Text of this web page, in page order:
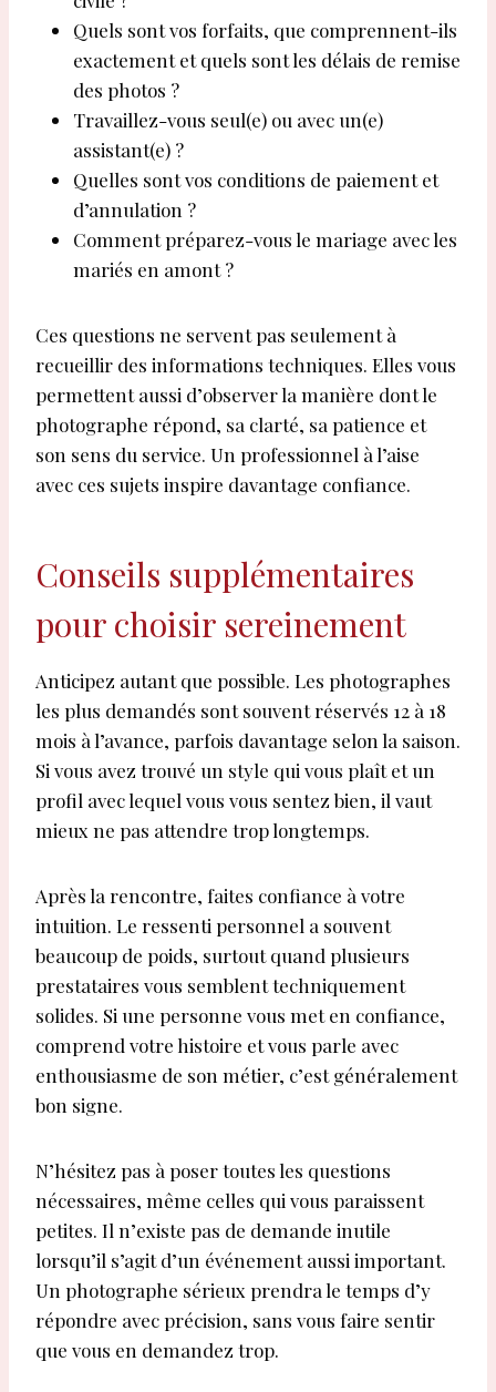
Quels sont vos forfaits, que comprennent-ils
exactement et quels sont les délais de remise
des photos ?
Travaillez-vous seul(e) ou avec un(e)
assistant(e) ?
Quelles sont vos conditions de paiement et
d’annulation ?
Comment préparez-vous le mariage avec les
mariés en amont ?
Ces questions ne servent pas seulement à
recueillir des informations techniques. Elles vous
permettent aussi d’observer la manière dont le
photographe répond, sa clarté, sa patience et
son sens du service. Un professionnel à l’aise
avec ces sujets inspire davantage confiance.
Conseils supplémentaires
pour choisir sereinement
Anticipez autant que possible. Les photographes
les plus demandés sont souvent réservés 12 à 18
mois à l’avance, parfois davantage selon la saison.
Si vous avez trouvé un style qui vous plaît et un
profil avec lequel vous vous sentez bien, il vaut
mieux ne pas attendre trop longtemps.
Après la rencontre, faites confiance à votre
intuition. Le ressenti personnel a souvent
beaucoup de poids, surtout quand plusieurs
prestataires vous semblent techniquement
solides. Si une personne vous met en confiance,
comprend votre histoire et vous parle avec
enthousiasme de son métier, c’est généralement
bon signe.
N’hésitez pas à poser toutes les questions
nécessaires, même celles qui vous paraissent
petites. Il n’existe pas de demande inutile
lorsqu’il s’agit d’un événement aussi important.
Un photographe sérieux prendra le temps d’y
répondre avec précision, sans vous faire sentir
que vous en demandez trop.